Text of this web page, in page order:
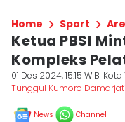
Home Sport
Ketua PBSI
Kompleks
01 Des 2024, 15:15 WIB Kota
Tunggul Kumoro Damarjati
News Channel